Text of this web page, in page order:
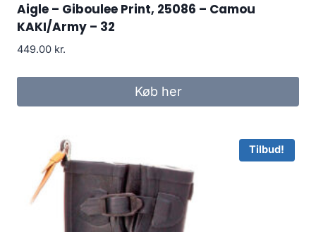
Aigle – Giboulee Print, 25086 – Camou
KAKI/Army – 32
449.00 kr.
Køb her
Tilbud!